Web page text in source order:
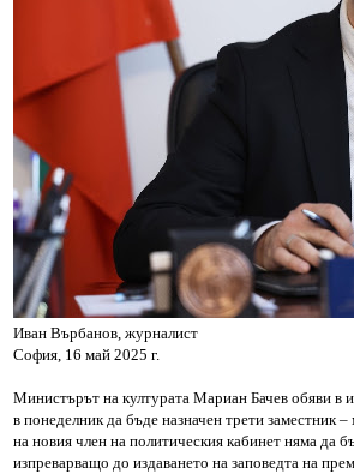
Иван Върбанов – журналист | The News BG
РЕДАКЦИОННА ПОЛИТИКА НА THE NEWS BG
Иван Върбанов, журналист
София, 16 май 2025 г.
Министърът на културата Мариан Бачев обяви в
в понеделник да бъде назначен трети заместник
на новия член на политическия кабинет няма да
изпреварващо до издаването на заповедта на